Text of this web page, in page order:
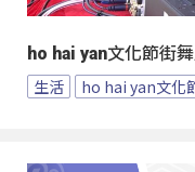
ho hai yan文化節街
生活 ho hai yan文化